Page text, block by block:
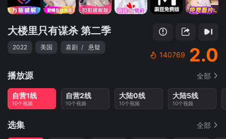
大楼里只有谋杀 第二季
2022 美国 喜剧 / 悬疑
140769 2.0
播放源 全部
自营1线
10个视频
自营2线
10个视频
大陆0线
10个视频
大陆5线
10个视频
选集 全部